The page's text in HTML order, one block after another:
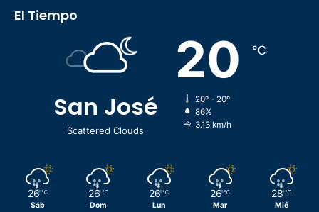
El Tiempo
San José
Scattered Clouds
20 ℃
20º - 20º
86%
3.13 km/h
26 ℃
Sáb
26 ℃
Dom
26 ℃
Lun
26 ℃
Mar
28 ℃
Mié